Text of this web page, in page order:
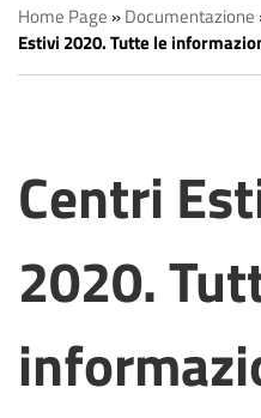
Home Page »Documentazione
Estivi 2020. Tutte le
Centri
2020.